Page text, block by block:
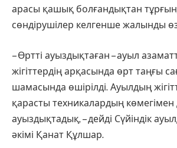
арасы қашық болғандықтан
сөндірушілер келгенше жалынды
– Өртті ауыздықтаған – ауыл
жігіттердің арқасында өрт таңғы
шамасында өшірілді. Ауылдың
қарасты техникалардың көмегімен
ауыздықтадық, – дейді Сүйіндік
әкімі Қанат Құлшар.